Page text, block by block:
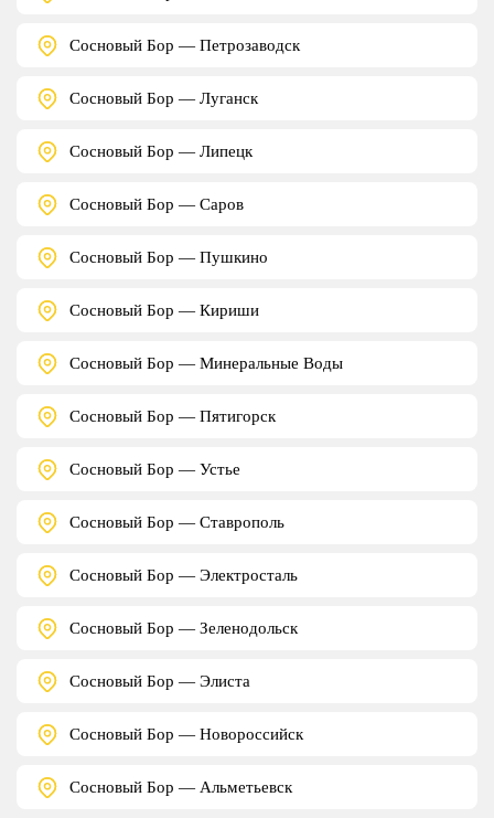
Сосновый Бор — Петрозаводск
Сосновый Бор — Луганск
Сосновый Бор — Липецк
Сосновый Бор — Саров
Сосновый Бор — Пушкино
Сосновый Бор — Кириши
Сосновый Бор — Минеральные Воды
Сосновый Бор — Пятигорск
Сосновый Бор — Устье
Сосновый Бор — Ставрополь
Сосновый Бор — Электросталь
Сосновый Бор — Зеленодольск
Сосновый Бор — Элиста
Сосновый Бор — Новороссийск
Сосновый Бор — Альметьевск